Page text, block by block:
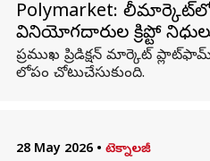
Polymarket:
వినియోగదారుల క్రిప్టో
ప్రముఖ ప్రిడిక్షన్ మార్కెట్
లోపం చోటుచేసుకుంది.
28 May 2026 • టెక్నాలజీ